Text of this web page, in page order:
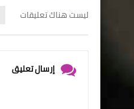
ليست هناك تعليقات
إرسال تعليق